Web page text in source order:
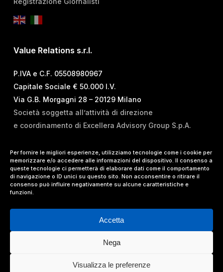
Per fornire le migliori esperienze, utilizziamo tecnologie come i cookie per
memorizzare e/o accedere alle informazioni del dispositivo. Il consenso a
queste tecnologie ci permetterà di elaborare dati come il comportamento
di navigazione o ID unici su questo sito. Non acconsentire o ritirare il
consenso può influire negativamente su alcune caratteristiche e
funzioni.
Accetta
Nega
Visualizza le preferenze
Value Relations s.r.l.
P.IVA e C.F. 05508980967
Capitale Sociale € 50.000 I.V.
Via G.B. Morgagni 28 – 20129 Milano
Società soggetta all’attività di direzione
e coordinamento di Excellera Advisory Group S.p.A.
T. +39 02 84 99 02 01
E.info@vrelations.it
Termini d’uso|Privacy Policy|Cookie Policy|
© 2024 Value Relations Srl, All Rights Reserved.